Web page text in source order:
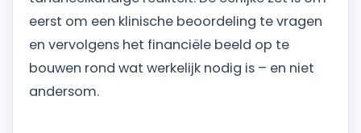
eerst om een ​​klinische beoordeling te vragen
en vervolgens het financiële beeld op te
bouwen rond wat werkelijk nodig is – en niet
andersom.